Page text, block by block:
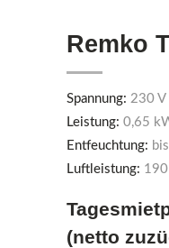
Remko
Spannung: 230 V
Leistung: 0,65
Entfeuchtung:
Luftleistung:
(netto